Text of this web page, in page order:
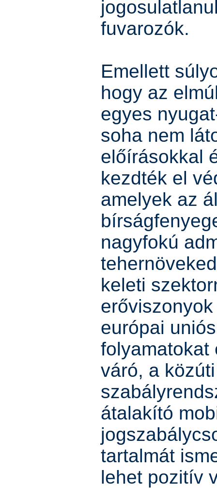
fuvarozók.
Emellett
hogy az
egyes
soha nem
előírásokkal
kezdték el
amelyek az
nagyfokú
keleti
európai
folyamatokat
váró, a
átalakító
tartalmát
lehet pozitív